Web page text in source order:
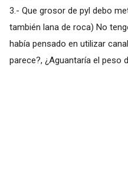
3.- Que grosor de pyl debo
también lana de roca) No
había pensado en utilizar
parece?, ¿Aguantaría el peso